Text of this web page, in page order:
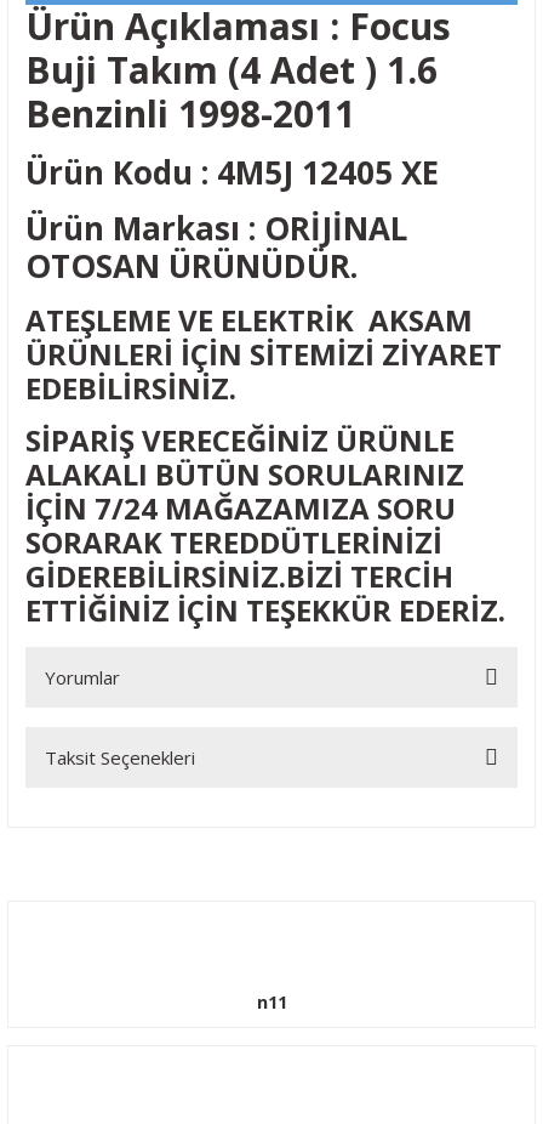
Ürün Açıklaması : Focus
Buji Takım (4 Adet ) 1.6
Benzinli 1998-2011
Ürün Kodu : 4M5J 12405 XE
Ürün Markası : ORİJİNAL
OTOSAN ÜRÜNÜDÜR.
ATEŞLEME VE ELEKTRİK AKSAM
ÜRÜNLERİ İÇİN SİTEMİZİ ZİYARET
EDEBİLİRSİNİZ.
SİPARİŞ VERECEĞİNİZ ÜRÜNLE
ALAKALI BÜTÜN SORULARINIZ
İÇİN 7/24 MAĞAZAMIZA SORU
SORARAK TEREDDÜTLERİNİZİ
GİDEREBİLİRSİNİZ.BİZİ TERCİH
ETTİĞİNİZ İÇİN TEŞEKKÜR EDERİZ.
Yorumlar
Bu ürüne ilk yorumu siz yapın!
Taksit Seçenekleri
n11